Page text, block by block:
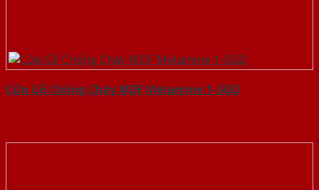
Cửa Gỗ Chống Cháy MDF Melamine 1-SGD